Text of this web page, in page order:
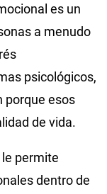
es un
a menudo
psicológicos,
porque esos
de vida.
permite
dentro de